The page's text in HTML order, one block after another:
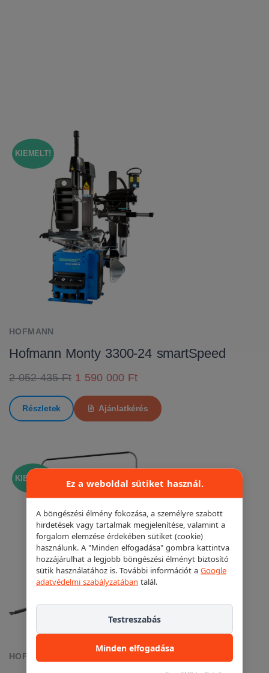
KIEMELT!
HOFMANN
Hofmann Monty 3300-24 smartSpeed
2 052 435 Ft 1 590 000 Ft
Részletek Ajánlatkérés
KIEMELT!
HOFMANN
Ez a weboldal sütiket használ.
A böngészési élmény fokozása, a személyre szabott
hirdetések vagy tartalmak megjelenítése, valamint a
forgalom elemzése érdekében sütiket (cookie)
használunk. A "Minden elfogadása" gombra kattintva
hozzájárulhat a legjobb böngészési élményt biztosító
sütik használatához is. További információt a Google
adatvédelmi szabályzatában talál.
Minden elfogadása
Testreszabás